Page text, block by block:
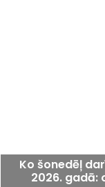
Ko šonedēļ
2026. gadā: